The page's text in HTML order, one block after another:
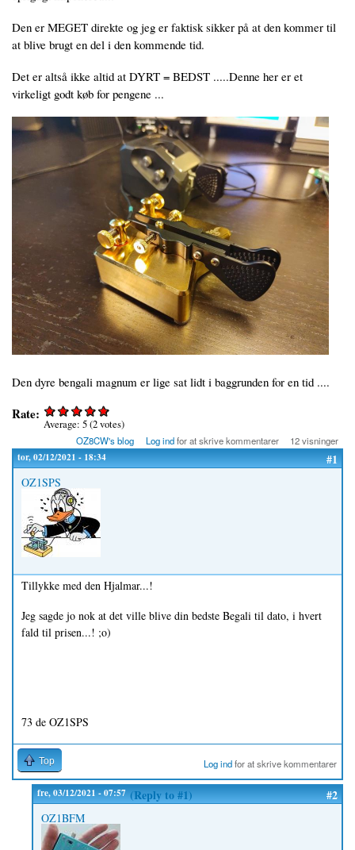
Den er MEGET direkte og jeg er faktisk sikker på at den kommer til
at blive brugt en del i den kommende tid.
Det er altså ikke altid at DYRT = BEDST .....Denne her er et
virkeligt godt køb for pengene ...
Den dyre bengali magnum er lige sat lidt i baggrunden for en tid ....
Rate:
Average: 5(2votes)
OZ8CW's blog Log indfor at skrive kommentarer 12 visninger
tor, 02/12/2021 - 18:34 #1
OZ1SPS
Tillykke med den Hjalmar...!
Jeg sagde jo nok at det ville blive din bedste Begali til dato, i hvert
fald til prisen...! ;o)
73 de OZ1SPS
Top Log indfor at skrive kommentarer
fre, 03/12/2021 - 07:57 (Reply to #1) #2
OZ1BFM